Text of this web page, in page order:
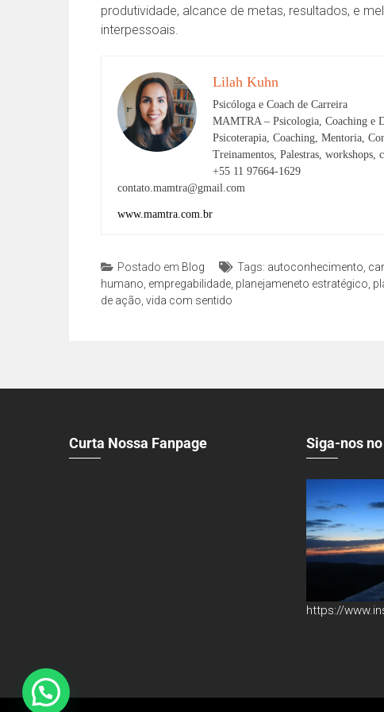
produtividade, alcance de metas, resultados, e
interpessoais.
Lilah Kuhn
Psicóloga e Coach de Carreira
MAMTRA – Psicologia, Coaching e
Psicoterapia, Coaching, Mentoria,
Treinamentos, Palestras, workshops,
+55 11 97664-1629
contato.mamtra@gmail.com
www.mamtra.com.br
Postado em Blog Tags: autoconhecimento
humano empregabilidade planejameneto estratégico
de ação vida com sentido
Curta Nossa Fanpage Siga-nos
https://